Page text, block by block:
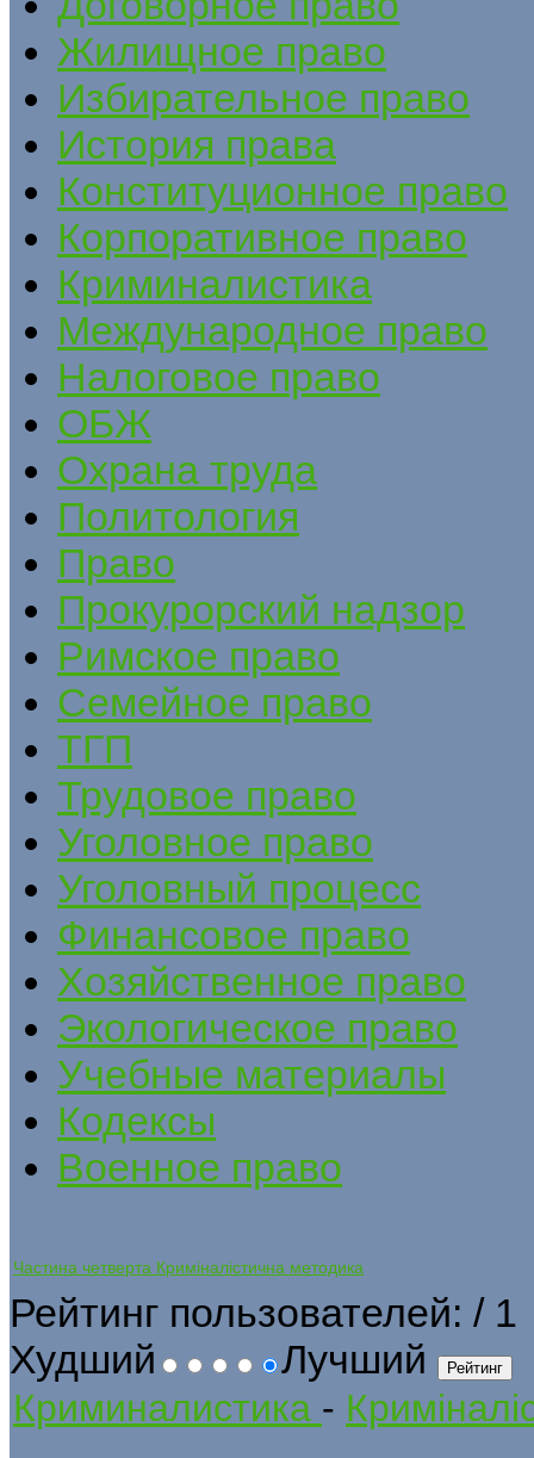
Жилищное право
Избирательное право
История права
Конституционное право
Корпоративное право
Криминалистика
Международное право
Налоговое право
ОБЖ
Охрана труда
Политология
Право
Прокурорский надзор
Римское право
Семейное право
ТГП
Трудовое право
Уголовное право
Уголовный процесс
Финансовое право
Хозяйственное право
Экологическое право
Учебные материалы
Кодексы
Военное право
Частина четверта Криміналістична методика
Рейтинг пользователей: / 1
Худший
Лучший
Криминалистика -